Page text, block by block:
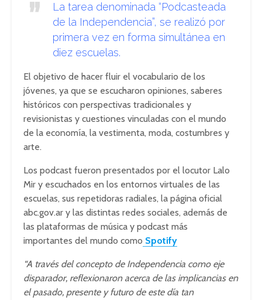
La tarea denominada “Podcasteada
de la Independencia”, se realizó por
primera vez en forma simultánea en
diez escuelas.
El objetivo de hacer fluir el vocabulario de los
jóvenes, ya que se escucharon opiniones, saberes
históricos con perspectivas tradicionales y
revisionistas y cuestiones vinculadas con el mundo
de la economía, la vestimenta, moda, costumbres y
arte.
Los podcast fueron presentados por el locutor Lalo
Mir y escuchados en los entornos virtuales de las
escuelas, sus repetidoras radiales, la página oficial
abc.gov.ar y las distintas redes sociales, además de
las plataformas de música y podcast más
importantes del mundo como Spotify
“A través del concepto de Independencia como eje
disparador, reflexionaron acerca de las implicancias en
el pasado, presente y futuro de este día tan